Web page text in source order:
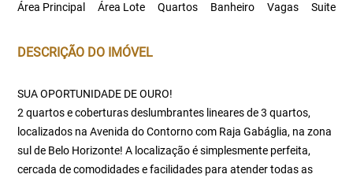
Área Principal
Área Lote
Quartos
Banheiro
Vagas
Suite
DESCRIÇÃO DO IMÓVEL
SUA OPORTUNIDADE DE OURO!
2 quartos e coberturas deslumbrantes lineares de 3 quartos,
localizados na Avenida do Contorno com Raja Gabáglia, na zona
sul de Belo Horizonte! A localização é simplesmente perfeita,
cercada de comodidades e facilidades para atender todas as